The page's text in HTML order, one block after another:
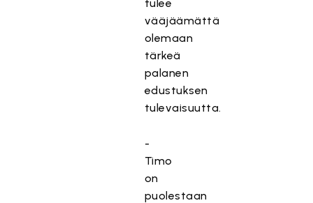
tulee
vääjäämättä
olemaan
tärkeä
palanen
edustuksen
tulevaisuutta.
-
Timo
on
puolestaan